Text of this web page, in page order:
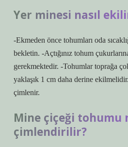
Yer minesi nasıl
-Ekmeden önce tohumları oda
bekletin. -Açtığınız tohum
gerekmektedir. -Tohumlar toprağa
yaklaşık 1 cm daha derine
çimlenir.
Mine çiçeği tohumu
çimlendirilir?